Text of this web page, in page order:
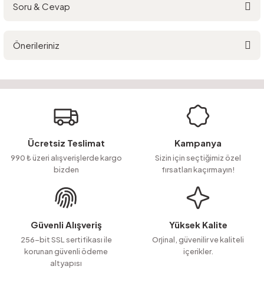
Soru & Cevap
Soru Sor
Önerileriniz
Görüş ve önerileriniz için teşekkür ederiz.
Ürün resmi kalitesiz, bozuk veya görüntülenemiyor.
Ürün açıklamasında eksik bilgiler bulunuyor.
Ürün bilgilerinde hatalar bulunuyor.
Ürün fiyatı diğer sitelerden daha pahalı.
Bu ürüne benzer farklı alternatifler olmalı.
Ücretsiz Teslimat
990 ₺ üzeri alışverişlerde kargo
bizden
Kampanya
Sizin için seçtiğimiz özel
fırsatları kaçırmayın!
Güvenli Alışveriş
256-bit SSL sertifikası ile
korunan güvenli ödeme
altyapısı
Yüksek Kalite
Orjinal, güvenilir ve kaliteli
içerikler.